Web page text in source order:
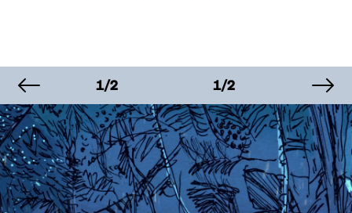
image précédente
IMAGE
1/2 IMAGE
1/2 1/2
IMAGE
1/2 IMAGE
1/2 1/2